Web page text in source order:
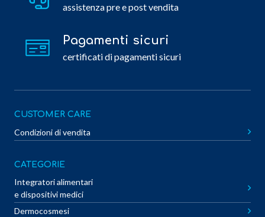
assistenza pre e post vendita
Pagamenti sicuri
certificati di pagamenti sicuri
CUSTOMER CARE
Condizioni di vendita
CATEGORIE
Integratori alimentari
e dispositivi medici
Dermocosmesi